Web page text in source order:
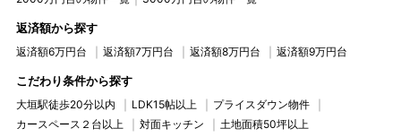
返済額から探す
返済額6万円台 返済額7万円台 返済額8万円台 返済額9万円台
こだわり条件から探す
大垣駅徒歩20分以内 LDK15帖以上
プライスダウン物件
カースペース２台以上
対面キッチン 土地面積50坪以上